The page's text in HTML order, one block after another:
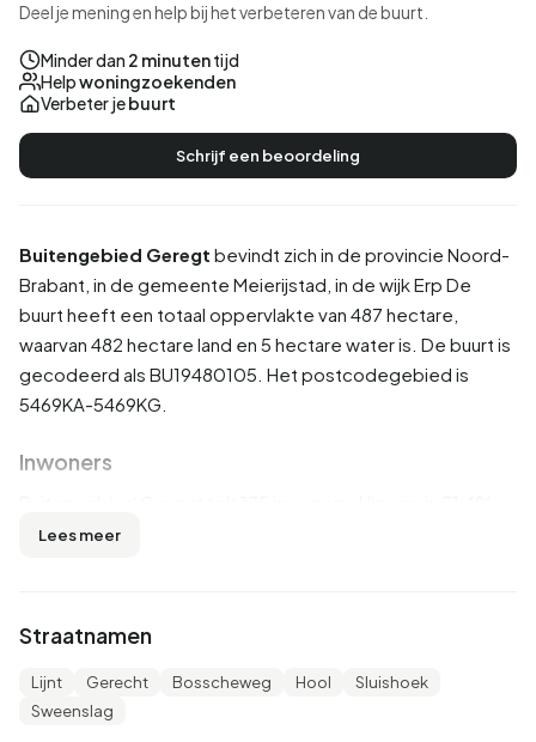
Buitengebied Geregt bevindt zich in de provincie Noord-
Brabant , in de gemeente Meierijstad , in de wijkErp De
buurt heeft een totaal oppervlakte van 487 hectare,
waarvan 482 hectare land en 5 hectare water is. De buurt is
gecodeerd als BU19480105. Het postcodegebied is
5469KA-5469KG.
Inwoners
man en 48,6% vrouw. De meeste inwoners zijn 45 tot 65
is ongehuwd, 51,4% is gehuwd en 5,7% is gescheiden. 160
inwoners komen uit Nederland, 5 komen uit Europa en 10
komen uit landen buiten Europa.
Lees meer
Straatnamen
Lijnt Gerecht Bosscheweg Hool
Sluishoek
Sweenslag
Deel je mening en help bij het verbeteren van de buurt.
Minder dan 2 minutentijd
Helpwoningzoekenden
Verbeter jebuurt
Schrijf een beoordeling